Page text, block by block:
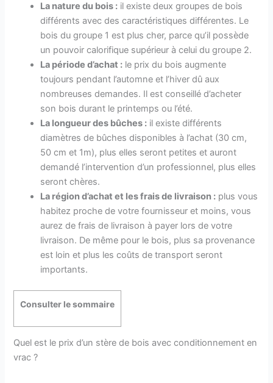
La nature du bois : il existe deux groupes de bois
différents avec des caractéristiques différentes. Le
bois du groupe 1 est plus cher, parce qu’il possède
un pouvoir calorifique supérieur à celui du groupe 2.
La période d’achat : le prix du bois augmente
toujours pendant l’automne et l’hiver dû aux
nombreuses demandes. Il est conseillé d’acheter
son bois durant le printemps ou l’été.
La longueur des bûches : il existe différents
diamètres de bûches disponibles à l’achat (30 cm,
50 cm et 1m), plus elles seront petites et auront
demandé l’intervention d’un professionnel, plus elles
seront chères.
La région d’achat et les frais de livraison : plus vous
habitez proche de votre fournisseur et moins, vous
aurez de frais de livraison à payer lors de votre
livraison. De même pour le bois, plus sa provenance
est loin et plus les coûts de transport seront
importants.
Consulter le sommaire
Quel est le prix d’un stère de bois avec conditionnement en
vrac ?